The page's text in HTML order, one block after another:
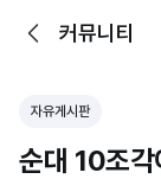
뒤로가기커뮤니티
자유게시판
순대 10조